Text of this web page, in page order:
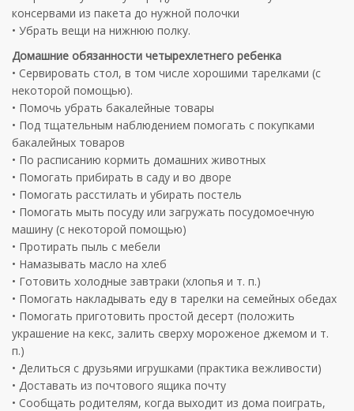
консервами из пакета до нужной полочки
• Убрать вещи на нижнюю полку.
Домашние обязанности четырехлетнего ребенка
• Сервировать стол, в том числе хорошими тарелками (с
некоторой помощью).
• Помочь убрать бакалейные товары
• Под тщательным наблюдением помогать с покупками
бакалейных товаров
• По расписанию кормить домашних животных
• Помогать прибирать в саду и во дворе
• Помогать расстилать и убирать постель
• Помогать мыть посуду или загружать посудомоечную
машину (с некоторой помощью)
• Протирать пыль с мебели
• Намазывать масло на хлеб
• Готовить холодные завтраки (хлопья и т. п.)
• Помогать накладывать еду в тарелки на семейных обедах
• Помогать приготовить простой десерт (положить
украшение на кекс, залить сверху мороженое джемом и т.
п.)
• Делиться с друзьями игрушками (практика вежливости)
• Доставать из почтового ящика почту
• Сообщать родителям, когда выходит из дома поиграть,